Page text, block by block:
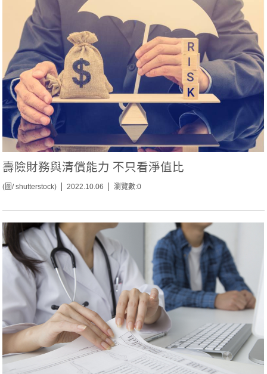
壽險財務與清償能力 不只看淨值比
(圖/ shutterstock) 2022.10.06 瀏覽數:0